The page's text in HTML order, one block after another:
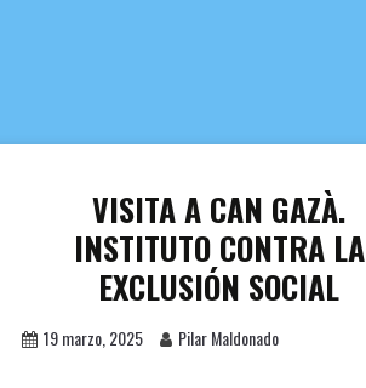
VISITA A CAN GAZÀ.
INSTITUTO CONTRA LA
EXCLUSIÓN SOCIAL
19 marzo, 2025 Pilar Maldonado